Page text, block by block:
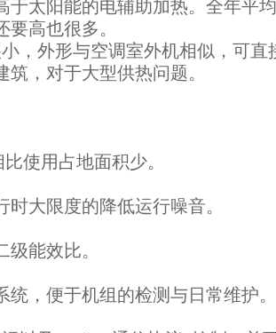
于太阳能的电辅助加热。全年平
高也很多。
，外形与空调室外机相似，可直
，对于大型供热问题。
使用占地面积少。
大限度的降低运行噪音。
能效比。
，便于机组的检测与日常维护。